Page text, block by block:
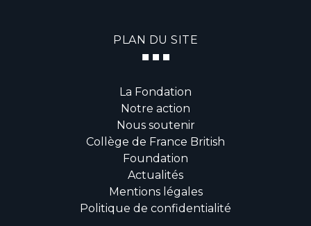
PLAN DU SITE
La Fondation
Notre action
Nous soutenir
Collège de France British
Foundation
Actualités
Mentions légales
Politique de confidentialité